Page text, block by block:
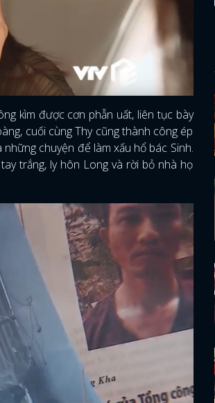
kìm được cơn phẫn uất, liên tục bày
cuối cùng Thy cũng thành công ép
chuyện để làm xấu hổ bác Sinh.
trắng, ly hôn Long và rời bỏ nhà họ